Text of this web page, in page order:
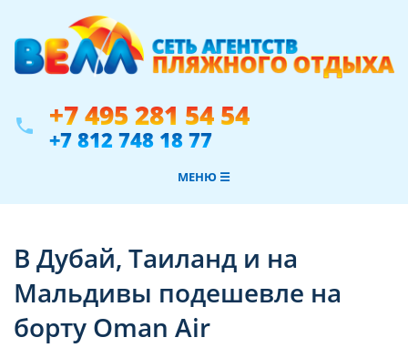
phone +7 495 281 54 54
+7 812 748 18 77
МЕНЮ ☰
В Дубай, Таиланд и на
Мальдивы подешевле на
борту Oman Air